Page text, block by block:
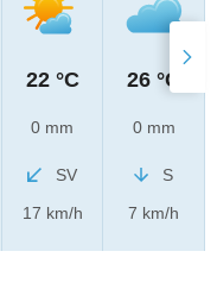
22 °C
0 mm
SV
17 km/h
26 °C
0 mm
S
7 km/h